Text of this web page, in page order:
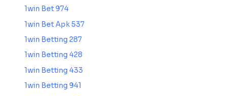
1win Bet 974
1win Bet Apk 537
1win Betting 287
1win Betting 428
1win Betting 433
1win Betting 941